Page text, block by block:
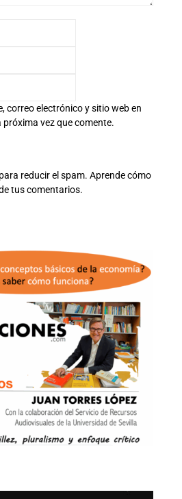
correo electrónico y sitio web en
vez que comente.
reducir el spam. Aprende cómo
tus comentarios.